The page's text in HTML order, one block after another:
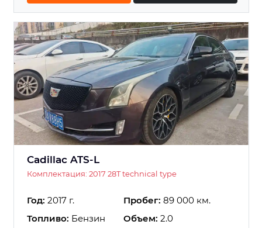
Cadillac ATS-L
Комплектация: 2017 28T technical type
Год: 2017 г. Пробег: 89 000 км.
Топливо: Бензин Объем: 2.0